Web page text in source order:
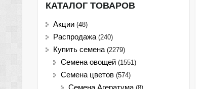
КАТАЛОГ ТОВАРОВ
Акции (48)
Распродажа (240)
Купить семена (2279)
Семена овощей (1551)
Семена цветов (574)